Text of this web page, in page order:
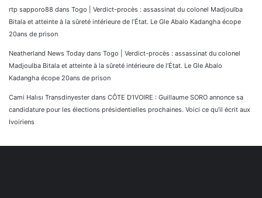
rtp sapporo88 dans Togo | Verdict-procès : assassinat du colonel Madjoulba
Bitala et atteinte à la sûreté intérieure de l’État. Le Gle Abalo Kadangha écope
20ans de prison
Neatherland News Today dans Togo | Verdict-procès : assassinat du colonel
Madjoulba Bitala et atteinte à la sûreté intérieure de l’État. Le Gle Abalo
Kadangha écope 20ans de prison
Cami Halısı Transdinyester dans CÔTE D’IVOIRE : Guillaume SORO annonce sa
candidature pour les élections présidentielles prochaines. Voici ce qu’il écrit aux
Ivoiriens